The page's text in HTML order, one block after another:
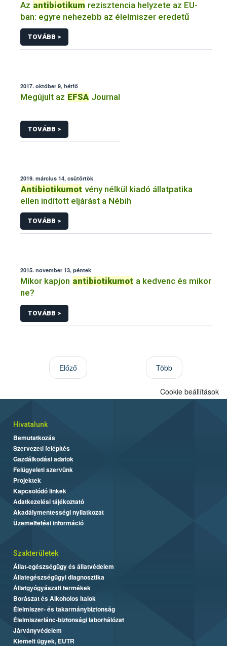
Az antibiotikum rezisztencia helyzete az EU-
ban: egyre nehezebb az élelmiszer eredetű
TOVÁBB >
2017. október 9, hétfő
Megújult az EFSA Journal
TOVÁBB >
2019. március 14, csütörtök
Antibiotikumot vény nélkül kiadó állatpatika
ellen indított eljárást a Nébih
TOVÁBB >
2015. november 13, péntek
Mikor kapjon antibiotikumot a kedvenc és mikor
ne?
TOVÁBB >
Előző Több
Cookie beállítások
Hivatalunk
Bemutatkozás
Szervezeti felépítés
Gazdálkodási adatok
Felügyeleti szervünk
Projektek
Kapcsolódó linkek
Adatkezelési tájékoztató
Akadálymentességi nyilatkozat
Üzemeltetési információ
Szakterületek
Állat-egészségügy és állatvédelem
Állategészségügyi diagnosztika
Állatgyógyászati termékek
Borászat és Alkoholos Italok
Élelmiszer- és takarmánybiztonság
Élelmiszerlánc-biztonsági laborhálózat
Járványvédelem
Kiemelt ügyek, EUTR